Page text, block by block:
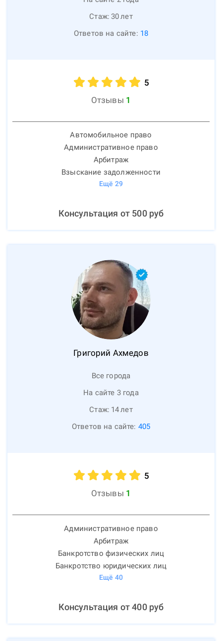
Стаж: 30лет
Ответов на сайте: 18
5
Отзывы 1
Автомобильное право
Административное право
Арбитраж
Взыскание задолженности
Ещё 29
Консультация от 500руб
Григорий Ахмедов
Все города
На сайте 3 года
Стаж: 14лет
Ответов на сайте: 405
5
Отзывы 1
Административное право
Арбитраж
Банкротство физических лиц
Банкротство юридических лиц
Ещё 40
Консультация от400руб